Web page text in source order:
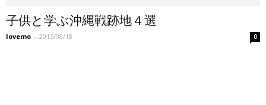
子供と学ぶ沖縄戦跡地４選
lovemo - 2015/08/18 0